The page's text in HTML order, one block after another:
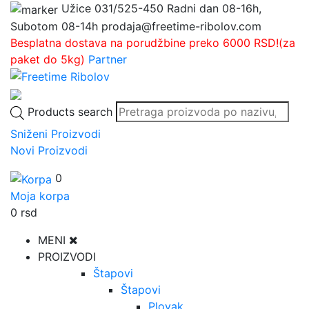
Užice 031/525-450 Radni dan 08-16h,
Subotom 08-14h prodaja@freetime-ribolov.com
Besplatna dostava na porudžbine preko 6000 RSD!(za
paket do 5kg) Partner
Products search
Sniženi Proizvodi
Novi Proizvodi
0
Moja korpa
0 rsd
MENI
PROIZVODI
Štapovi
Štapovi
Plovak